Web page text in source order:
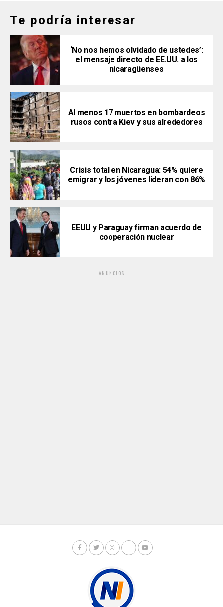
Te podría interesar
‘No nos hemos olvidado de ustedes’:
el mensaje directo de EE.UU. a los
nicaragüenses
Al menos 17 muertos en bombardeos
rusos contra Kiev y sus alrededores
Crisis total en Nicaragua: 54% quiere
emigrar y los jóvenes lideran con 86%
EEUU y Paraguay firman acuerdo de
cooperación nuclear
ANUNCIOS